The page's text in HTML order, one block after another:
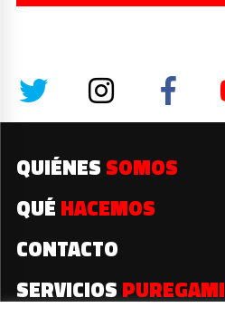
QUIÉNES SOMOS
QUÉ HACEMOS
CONTACTO
SERVICIOS